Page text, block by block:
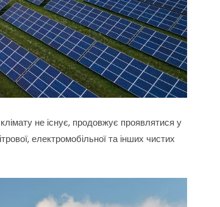
не існує, продовжує проявлятися у
електромобільної та інших чистих